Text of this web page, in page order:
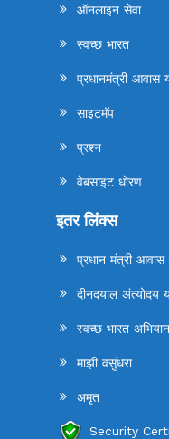
ऑनलाइन सेवा
स्वच्छ भारत
प्रधानमंत्री आवास
साइटमॅप
प्रश्न
वेबसाइट धोरण
इतर लिंक्स
प्रधान मंत्री
दीनदयाल अंत्योदय
स्वच्छ भारत अभियान
माझी वसुंधरा
अमृत
Security